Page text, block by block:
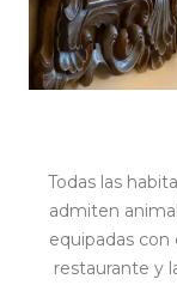
Todas las
admiten
equipadas con
restaurante y